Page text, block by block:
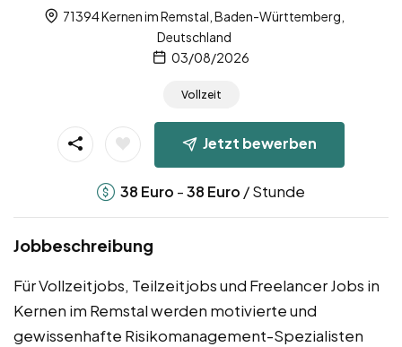
71394 Kernen im Remstal, Baden-Württemberg,
Deutschland
03/08/2026
Vollzeit
Jetzt bewerben
38 Euro -38 Euro / Stunde
Jobbeschreibung
Für Vollzeitjobs, Teilzeitjobs und Freelancer Jobs in
Kernen im Remstal werden motivierte und
gewissenhafte Risikomanagement-Spezialisten